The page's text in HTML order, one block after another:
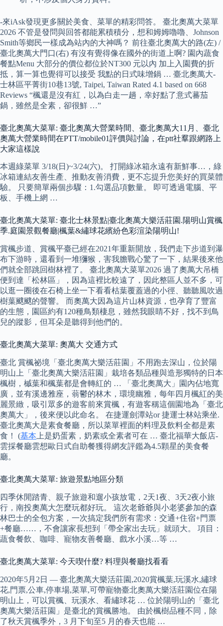
-來iAsk發現更多關於美食、菜單的精彩問答。 臺北奧萬大菜單
2026 不管是發問與回答都能累積積分，想和姆姆嚕嚕、Johnson
Smith等鄉民一樣成為站內的大神嗎？ 前往臺北奧萬大的路(左) /
臺北奧萬大門口(右) 有沒有覺得像在國外的街道上啊? 園內蔬食
餐點Menu 大部分的價位都位於NT300 元以內 加上入園費的折
抵，算一算也覺得可以接受 我點的日式味增鍋 … 臺北奧萬大-
士林區平菁街10巷13號, Taipei, Taiwan Rated 4.1 based on 668
Reviews “楓還是沒有紅，以為白走一趟，幸好點了意式蕃茄
鍋，雖然是全素，卻很鮮 …”
臺北奧萬大菜單: 臺北奧萬大營業時間、臺北奧萬大11月、臺北
奧萬大營業時間在PTT/mobile01評價與討論，在ptt社羣跟網路上
大家這樣說
本週綠菜單 3/18(日)~3/24(六)。 打開綠冰箱永遠有新鮮事…，綠
冰箱連結友善生產、推動友善消費，更不忘提升您美好的買菜體
驗。 只要簡單兩個步驟：1.勾選品項數量。 即可透過電腦、平
板、手機上網 …
臺北奧萬大菜單: 臺北士林景點|臺北奧萬大樂活莊園.陽明山賞楓
季.庭園景觀餐廳|楓葉&繡球花繽紛色彩渲染陽明山!
賞楓步道、賞楓平臺已經在2021年重新開放，我們走下步道到瀑
布下游時，還看到一堆獼猴，害我膽戰心驚了一下，結果後來他
們就全部跳回樹林裡了。 臺北奧萬大菜單2026 過了奧萬大吊橋
便到達「松林區」，因為這裡比較遠了，因此整區人並不多，可
以逛一圈後在石椅上坐一下看看枯葉覆蓋過的小徑、聽聽風吹過
樹葉颼颼的聲響。 而奧萬大因為這片山林資源，也孕育了豐富
的生態，園區約有120種鳥類棲息，雖然我眼睛不好，找不到鳥
兒的蹤影，但耳朵是聽得到他們的。
臺北奧萬大菜單: 奧萬大 交通方式
臺北 賞楓祕境「臺北奧萬大樂活莊園」不用跑去深山，位於陽
明山上「臺北奧萬大樂活莊園」栽培各類品種與造形獨特的日本
楓樹，槭葉和楓葉都是會轉紅的 … 「臺北奧萬大」園內佔地寬
廣，並有溪邊雅座，蓊鬱的林木，環境幽雅，每年四月楓紅的美
麗景緻，吸引眾多的遊客前來賞楓，有遊客稱這個園地為「臺北
奧萬大」，後來便以此命名。 在捷運劍潭站or 捷運士林站乘坐.
臺北奧萬大是素食餐廳，所以菜單裡面的料理及飲料全都是素
食！ (基本 上是奶蛋素，奶素或全素者可在 … 臺北福華大飯店-
雲採餐廳雲想歐日式自助餐獲得網友評鑑為4.5顆星的美食餐
廳。
臺北奧萬大菜單: 旅遊景點地區分類
四季休閒踏青、親子旅遊和遛小孩放電，2天1夜、3天2夜小旅
行，南投奧萬大怎麼玩都好玩。 這次老爺爺與小老婆參加的森
林巴士的全包方案，一次搞定我們所有需求：交通+住宿+門票
+餐廳……，不會讓家長想到「帶全家出去玩」就頭大。 項目：
蔬食餐飲、咖啡、寵物友善餐廳、戲水小溪…等 …
臺北奧萬大菜單: 今天喫什麼? 料理與餐廳找看看
2020年5月2日 — 臺北奧萬大樂活莊園,2020賞楓葉,玩溪水,繡球
花,門票,公車,停車場,菜單,可帶寵物臺北奧萬大樂活莊園位在陽
明山上，可以賞楓、玩溪水、看繡球花 … 位於陽明山的「臺北
奧萬大樂活莊園」是臺北的賞楓勝地。 由於楓樹品種不同，除
了秋天賞楓季外，3 月下旬至5 月的春天也能 …